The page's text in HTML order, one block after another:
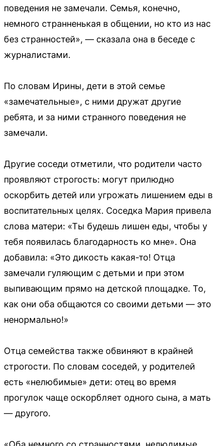
поведения не замечали. Семья, конечно,
немного странненькая в общении, но кто из нас
без странностей», — сказала она в беседе с
журналистами.
По словам Ирины, дети в этой семье
«замечательные», с ними дружат другие
ребята, и за ними странного поведения не
замечали.
Другие соседи отметили, что родители часто
проявляют строгость: могут прилюдно
оскорбить детей или угрожать лишением еды в
воспитательных целях. Соседка Мария привела
слова матери: «Ты будешь лишен еды, чтобы у
тебя появилась благодарность ко мне». Она
добавила: «Это дикость какая-то! Отца
замечали гуляющим с детьми и при этом
выпивающим прямо на детской площадке. То,
как они оба общаются со своими детьми — это
ненормально!»
Отца семейства также обвиняют в крайней
строгости. По словам соседей, у родителей
есть «нелюбимые» дети: отец во время
прогулок чаще оскорбляет одного сына, а мать
— другого.